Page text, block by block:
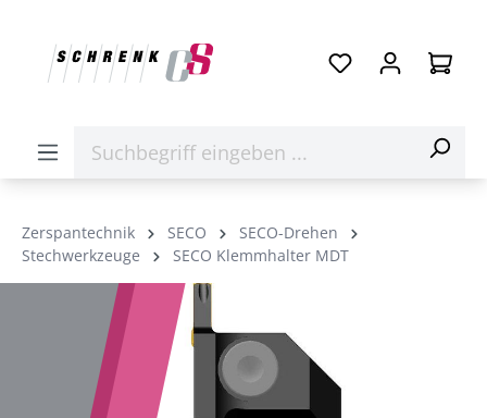
Zerspantechnik SECO
SECO-Drehen
Stechwerkzeuge
SECO Klemmhalter MDT